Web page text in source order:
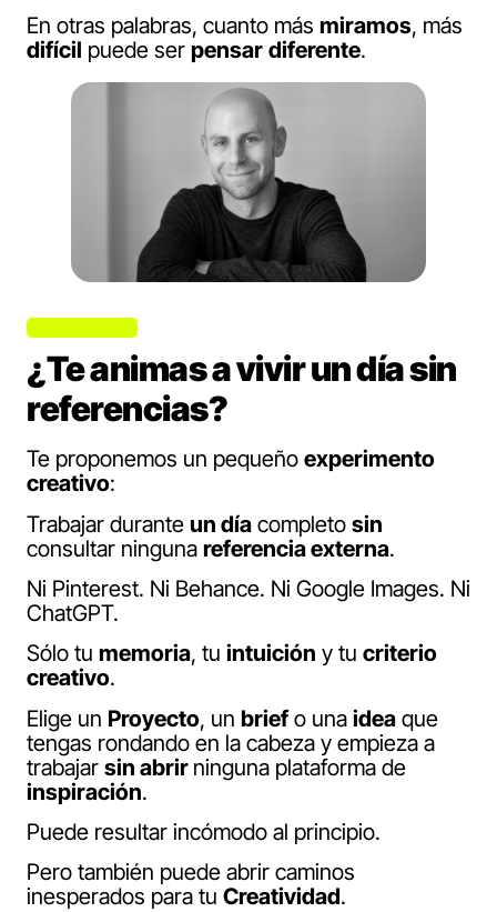
En otras palabras, cuanto más miramos, más
difícil puede ser pensar diferente.
¿Te animas a vivir un día sin
referencias?
Te proponemos un pequeño experimento
creativo:
Trabajar durante un día completo sin
consultar ninguna referencia externa.
Ni Pinterest. Ni Behance. Ni Google Images. Ni
ChatGPT.
Sólo tu memoria, tu intuición y tu criterio
creativo.
Elige un Proyecto, un briefo una idea que
tengas rondando en la cabeza y empieza a
trabajar sin abrir ninguna plataforma de
inspiración.
Puede resultar incómodo al principio.
Pero también puede abrir caminos
inesperados para tu Creatividad.